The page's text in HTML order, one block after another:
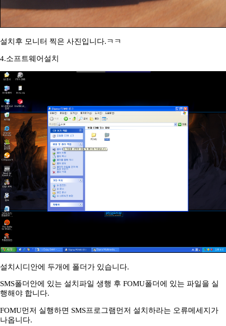
설치후 모니터 찍은 사진입니다.ㅋㅋ
4.소프트웨어설치
설치시디안에 두개에 폴더가 있습니다.
SMS폴더안에 있는 설치파일 생행 후 FOMU폴더에 있는 파일을 실
행해야 합니다.
FOMU먼저 실행하면 SMS프로그램먼저 설치하라는 오류메세지가
나옵니다.